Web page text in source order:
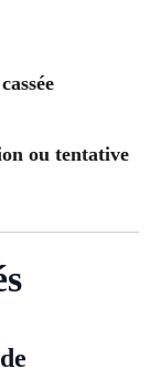
ou tentative